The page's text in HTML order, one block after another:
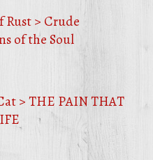
Rust > Crude
of the Soul
> THE PAIN THAT